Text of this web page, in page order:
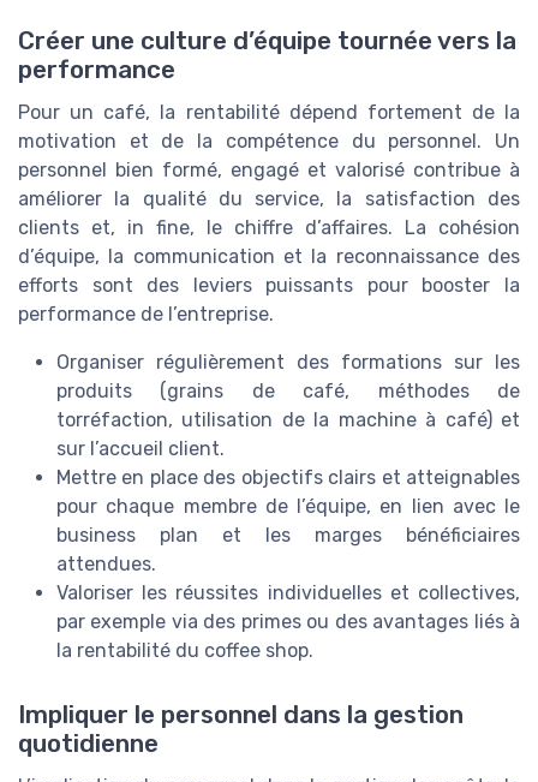
Créer une culture d’équipe tournée vers la
performance
Pour un café, la rentabilité dépend fortement de la
motivation et de la compétence du personnel. Un
personnel bien formé, engagé et valorisé contribue à
améliorer la qualité du service, la satisfaction des
clients et, in fine, le chiffre d’affaires. La cohésion
d’équipe, la communication et la reconnaissance des
efforts sont des leviers puissants pour booster la
performance de l’entreprise.
Organiser régulièrement des formations sur les
produits (grains de café, méthodes de
torréfaction, utilisation de la machine à café) et
sur l’accueil client.
Mettre en place des objectifs clairs et atteignables
pour chaque membre de l’équipe, en lien avec le
business plan et les marges bénéficiaires
attendues.
Valoriser les réussites individuelles et collectives,
par exemple via des primes ou des avantages liés à
la rentabilité du coffee shop.
Impliquer le personnel dans la gestion
quotidienne